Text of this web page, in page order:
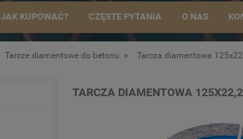
JAK KUPOWAĆ? CZĘSTE PYTANIA O NAS
Tarcze diamentowe do betonu » Tarcza diamentowa
TARCZA DIAMENTOWA